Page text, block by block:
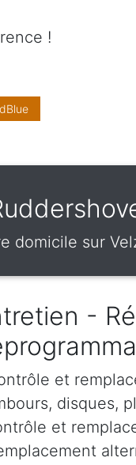
!
domicile sur
-
et
disques,
et